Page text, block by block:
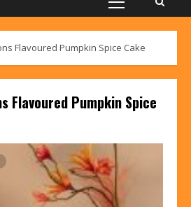
Menú
Flavoured Pumpkin Spice Cake
Flavoured Pumpkin Spice